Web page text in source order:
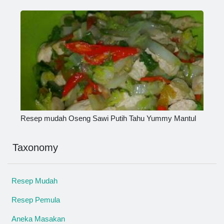
Resep mudah Oseng Sawi Putih Tahu Yummy Mantul
Taxonomy
Resep Mudah
Resep Pemula
Aneka Masakan